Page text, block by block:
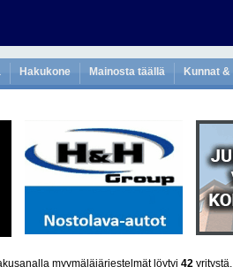
Hakukone Mainosta täällä Kunnat
myymäläjärjestelmät löytyi 42 yritystä.